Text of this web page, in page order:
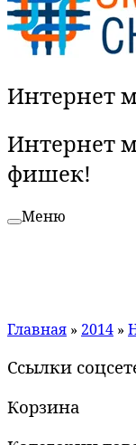
Интернет
Интернет
фишек!
Меню
Главная » 2014 »
Ссылки
Корзина